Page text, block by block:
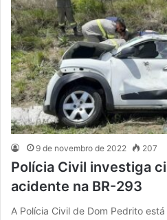
9 de novembro de 2022 207
Polícia Civil investiga
acidente na BR-293
A Polícia Civil de Dom Pedrito